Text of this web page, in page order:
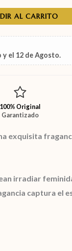
AL CARRITO
y el 12 de Agosto.
100% Original
Garantizado
exquisita
irradiar
captura el